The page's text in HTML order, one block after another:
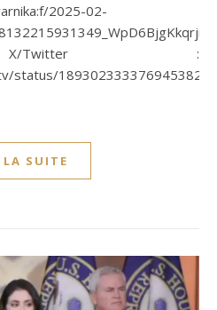
2025-02-
Twitter :
status/1893023333769453820?
LA SUITE